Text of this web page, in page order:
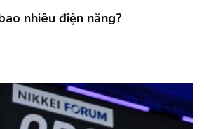
nhiêu điện năng?